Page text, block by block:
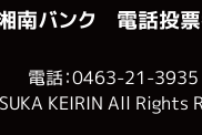
南バンク 電話投票
電話：0463-21-3935
KEIRIN All Rights